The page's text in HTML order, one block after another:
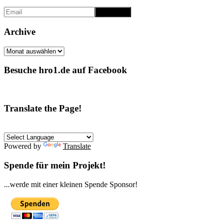
Archive
Archive
Besuche hro1.de auf Facebook
Translate the Page!
Powered by Translate
Spende für mein Projekt!
...werde mit einer kleinen Spende Sponsor!